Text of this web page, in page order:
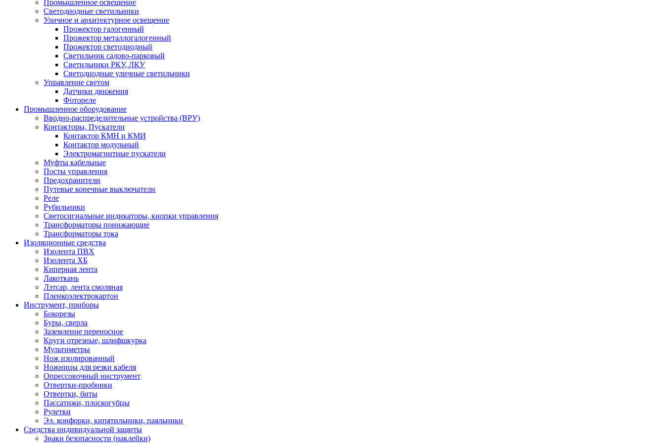
Промышленное освещение
Светодиодные светильники
Уличное и архитектурное освещение
Прожектор галогенный
Прожектор металлогалогенный
Прожектор светодиодный
Светильник садово-парковый
Светильники РКУ, ЛКУ
Светодиодные уличные светильники
Управление светом
Датчики движения
Фотореле
Промышленное оборудование
Вводно-распределительные устройства (ВРУ)
Контакторы, Пускатели
Контактор КМН и КМИ
Контактор модульный
Электромагнитные пускатели
Муфты кабельные
Посты управления
Предохранители
Путевые конечные выключатели
Реле
Рубильники
Светосигнальные индикаторы, кнопки управления
Трансформаторы понижающие
Трансформаторы тока
Изоляционные средства
Изолента ПВХ
Изолента ХБ
Киперная лента
Лакоткань
Лэтсар, лента смоляная
Пленкоэлектрокартон
Инструмент, приборы
Бокорезы
Буры, сверла
Заземление переносное
Круги отрезные, шлифшкурка
Мультиметры
Нож изолированный
Ножницы для резки кабеля
Опрессовочный инструмент
Отвертки-пробники
Отвертки, биты
Пассатижи, плоскогубцы
Рулетки
Эл. конфорки, кипятильники, паяльники
Средства индивидуальной защиты
Знаки безопасности (наклейки)